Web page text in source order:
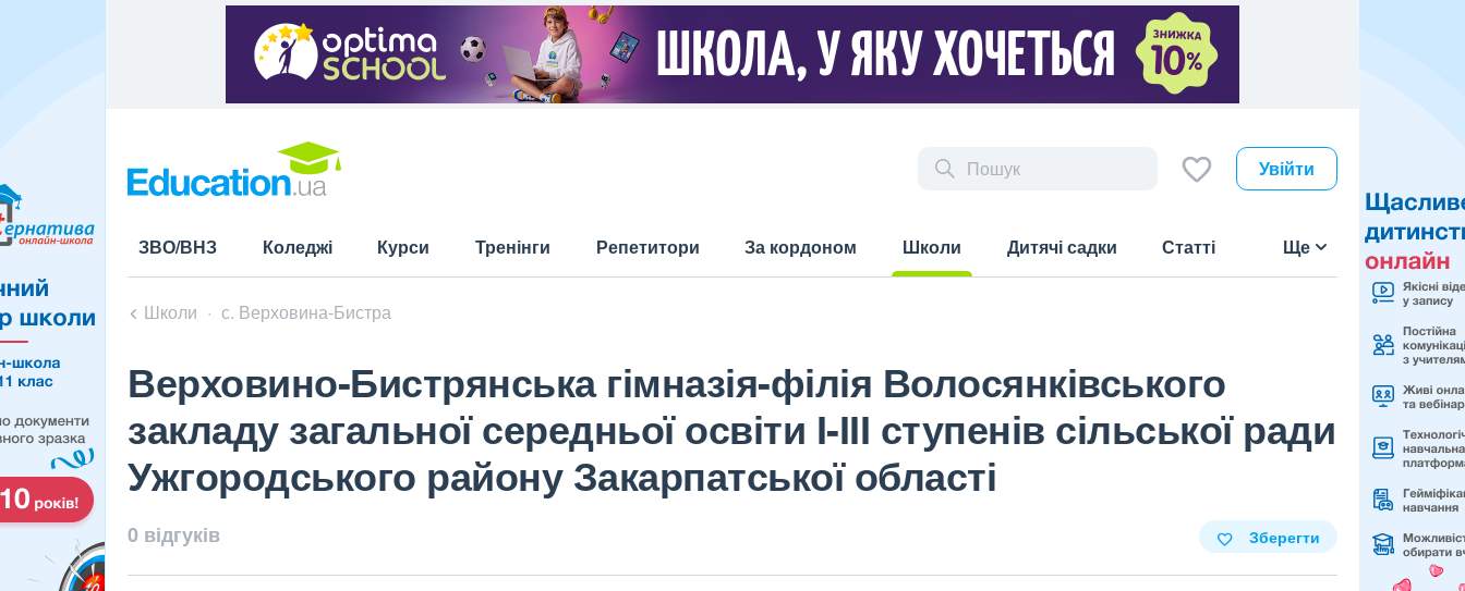
Увійти
ЗВО/ВНЗ Коледжі Курси Тренінги Репетитори За кордоном
Школи
Дитячі садки Статті Ще
Школи с. Верховина-Бистра
Верховино-Бистрянська гімназія-філія Волосянківського
закладу загальної середньої освіти І-ІІІ ступенів сільської ради
Ужгородського району Закарпатської області
0 відгуків Зберегти